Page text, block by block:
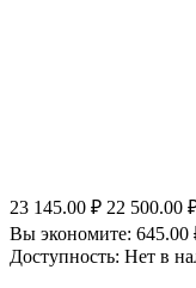
23 145.00 ₽ 22 500.00
Вы экономите: 645.00
Доступность: Нет в